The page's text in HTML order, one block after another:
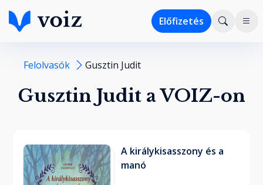
Előfizetés
Felolvasók Gusztin Judit
Gusztin Judit a VOIZ-on
A királykisasszony és a
manó